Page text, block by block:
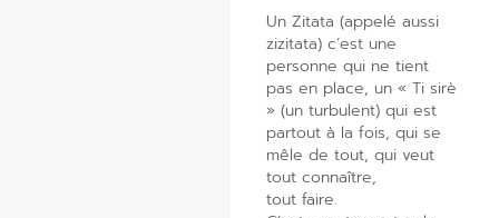
Un Zitata (appelé aussi
zizitata) c’est une
personne qui ne tient
pas en place, un « Ti sirè
» (un turbulent) qui est
partout à la fois, qui se
mêle de tout, qui veut
tout connaître,
tout faire.